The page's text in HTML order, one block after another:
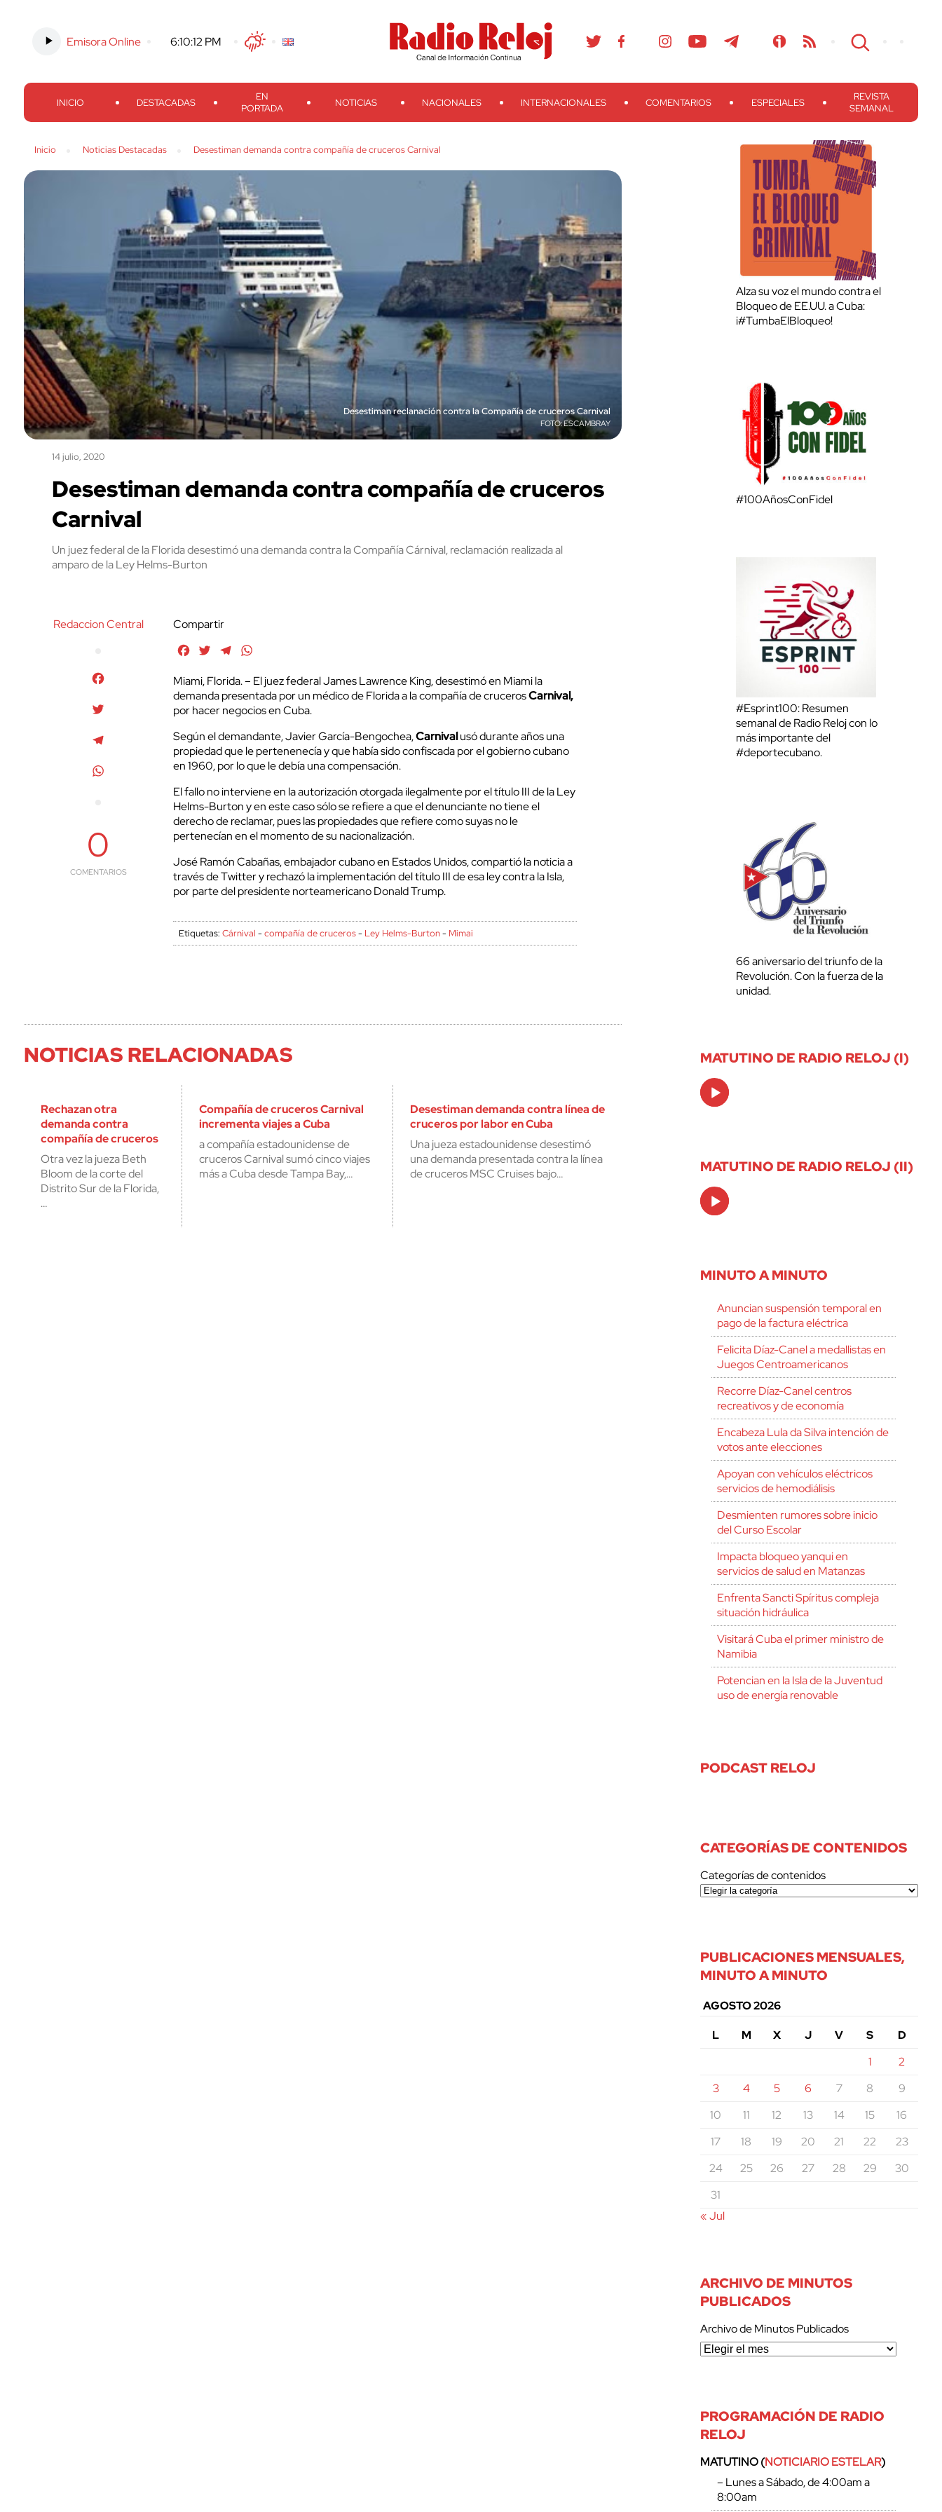
Emisora Online -6:10:13 PM TwitterFacebook
Threads
Instagram TelegramTeveo Ivoox RSS Search
INICIO DESTACADAS
EN
PORTADA
NOTICIAS NACIONALES INTERNACIONALES COMENTARIOS ESPECIALES
REVISTA
SEMANAL
Inicio Noticias Destacadas Desestiman demanda contra compañía de cruceros Carnival
Desestiman reclanación contra la Compañía de cruceros Carnival
ESCAMBRAY
14 julio, 2020
Desestiman demanda contra compañía de cruceros
Carnival
Un juez federal de la Florida desestimó una demanda contra la Compañía Cárnival, reclamación realizada al
amparo de la Ley Helms-Burton
Redaccion Central
0
COMENTARIOS
Compartir
FacebookTwitterTelegram
Miami, Florida. – El juez federal James Lawrence King, desestimó en Miami la
demanda presentada por un médico de Florida a la compañía de crucerosCarnival,
por hacer negocios en Cuba.
Según el demandante, Javier García-Bengochea,Carnivalusó durante años una
propiedad que le pertenenecía y que había sido confiscada por el gobierno cubano
en 1960, por lo que le debía una compensación.
El fallo no interviene en la autorización otorgada ilegalmente por el título III de la Ley
Helms-Burton y en este caso sólo se refiere a que el denunciante no tiene el
derecho de reclamar, pues las propiedades que refiere como suyas no le
pertenecían en el momento de su nacionalización.
José Ramón Cabañas, embajador cubano en Estados Unidos, compartió la noticia a
través de Twitter y rechazó la implementación del título III de esa ley contra la Isla,
por parte del presidente norteamericano Donald Trump.
Etiquetas:Cárnival -compañía de cruceros- Ley Helms-Burton- Mimai
NOTICIAS RELACIONADAS
Rechazan otra
demanda contra
compañía de cruceros
Otra vez la jueza Beth
Bloom de la corte del
Distrito Sur de la Florida,
…
Compañía de cruceros Carnival
incrementa viajes a Cuba
a compañía estadounidense de
cruceros Carnival sumó cinco viajes
más a Cuba desde Tampa Bay,…
Desestiman demanda contra línea de
cruceros por labor en Cuba
Una jueza estadounidense desestimó
una demanda presentada contra la línea
de cruceros MSC Cruises bajo…
Alza su voz el mundo contra el
Bloqueo de EE.UU. a Cuba:
¡#TumbaElBloqueo!
#100AñosConFidel
#Esprint100: Resumen
semanal de Radio Reloj con lo
más importante del
#deportecubano.
66 aniversario del triunfo de la
Revolución. Con la fuerza de la
unidad.
MATUTINO DE RADIO RELOJ (I)
Audio
Player
MATUTINO DE RADIO RELOJ (II)
Audio
Player
MINUTO A MINUTO
Anuncian suspensión temporal en
pago de la factura eléctrica
Felicita Díaz-Canel a medallistas en
Juegos Centroamericanos
Recorre Díaz-Canel centros
recreativos y de economía
Encabeza Lula da Silva intención de
votos ante elecciones
Apoyan con vehículos eléctricos
servicios de hemodiálisis
Desmienten rumores sobre inicio
del Curso Escolar
Impacta bloqueo yanqui en
servicios de salud en Matanzas
Enfrenta Sancti Spíritus compleja
situación hidráulica
Visitará Cuba el primer ministro de
Namibia
Potencian en la Isla de la Juventud
uso de energía renovable
PODCAST RELOJ
CATEGORÍAS DE CONTENIDOS
Categorías de contenidos
PUBLICACIONES MENSUALES,
MINUTO A MINUTO
AGOSTO 2026
L
M X J V S
D
1
2
3
4 5 6 7 8
9
10
11 12 13 14 15
16
17
18 19 20 21 22
23
24
25 26 27 28 29
30
31
« Jul
ARCHIVO DE MINUTOS
PUBLICADOS
Archivo de Minutos Publicados
PROGRAMACIÓN DE RADIO
RELOJ
MATUTINO (NOTICIARIO ESTELAR)
– Lunes a Sábado, de 4:00am a
8:00am